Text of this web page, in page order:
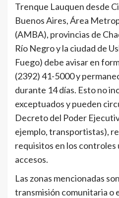
Trenque Lauquen desde
Buenos Aires, Área
(AMBA), provincias de
Río Negro y la ciudad de
Fuego) debe avisar en
(2392) 41-5000 y
durante 14 días. Esto no
exceptuados y pueden
Decreto del Poder
ejemplo, transportistas),
requisitos en los controles
accesos.
Las zonas mencionadas
transmisión comunitaria o